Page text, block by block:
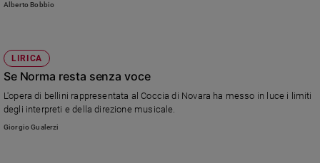
Alberto Bobbio
LIRICA
Se Norma resta senza voce
L'opera di bellini rappresentata al Coccia di Novara ha messo in luce i limiti
degli interpreti e della direzione musicale.
Giorgio Gualerzi